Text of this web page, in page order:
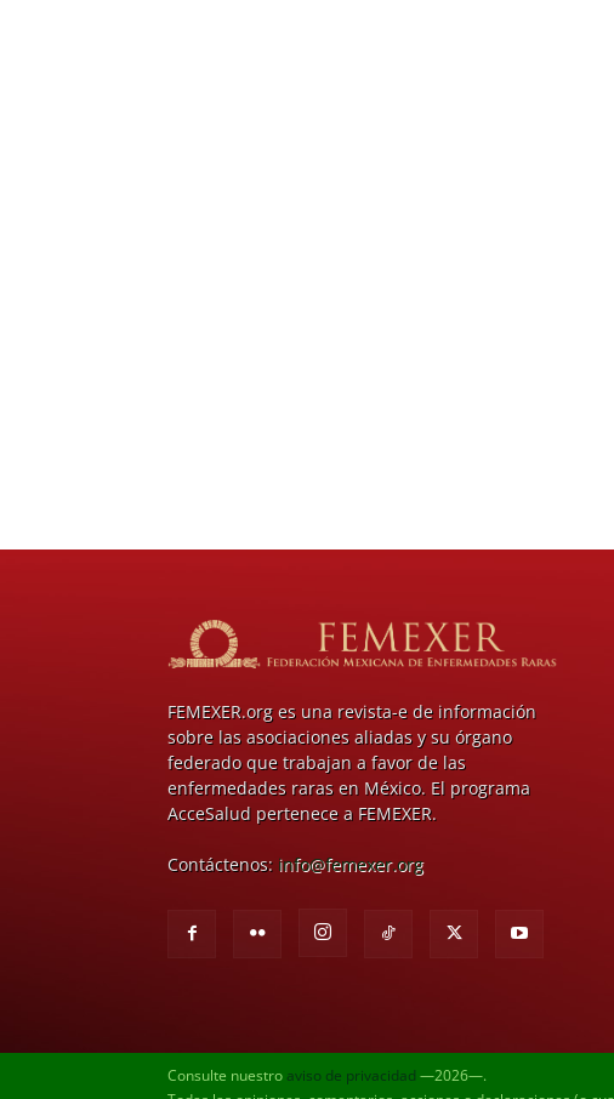
FEMEXER.org es una revista-e de información
sobre las asociaciones aliadas y su órgano
federado que trabajan a favor de las
enfermedades raras en México. El programa
AcceSalud pertenece a FEMEXER.
Contáctenos: info@femexer.org
Consulte nuestro aviso de privacidad —2026—.